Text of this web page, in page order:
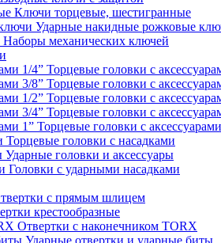
Ключи торцевые, шестигранные
Ударные накидные рожковые
Наборы механических ключей
Торцевые головки с
Торцевые головки с
Торцевые головки с
Торцевые головки с
Торцевые головки с
Торцевые головки с насадками
Ударные головки и аксессуары
Головки с ударными насадками
с прямым шлицем
крестообразные
Отвертки с наконечником TORX
Ударные отвертки и ударные биты